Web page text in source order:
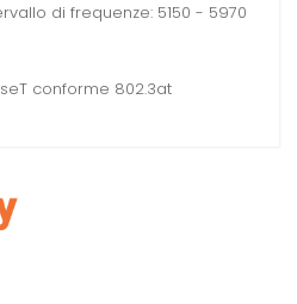
di frequenze: 5150 - 5970
conforme 802.3at